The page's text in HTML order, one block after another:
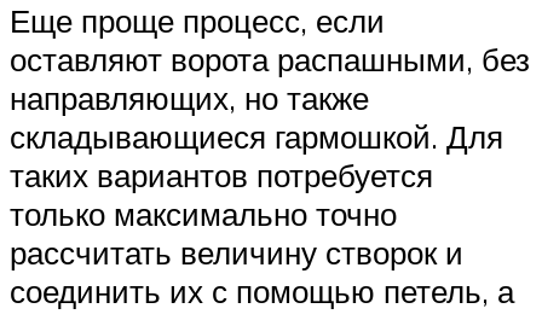
Еще проще процесс, если
оставляют ворота распашными, без
направляющих, но также
складывающиеся гармошкой. Для
таких вариантов потребуется
только максимально точно
рассчитать величину створок и
соединить их с помощью петель, а